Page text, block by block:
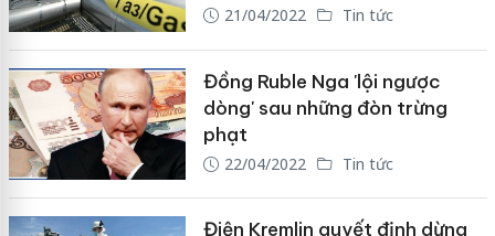
21/04/2022 Tin tức
Đồng Ruble Nga 'lội ngược
dòng' sau những đòn trừng
phạt
22/04/2022 Tin tức
Điện Kremlin quyết định dừng